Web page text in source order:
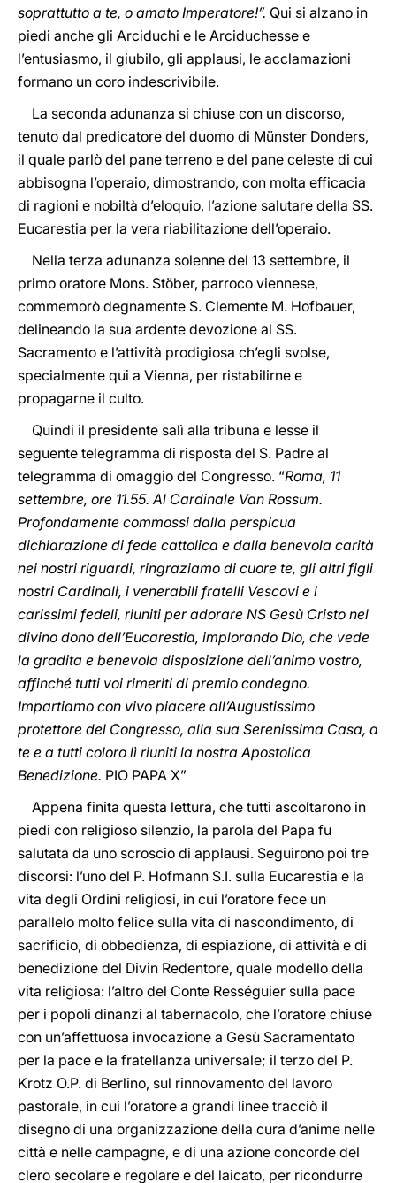
soprattutto a te, o amato Imperatore!”. Qui si alzano in
piedi anche gli Arciduchi e le Arciduchesse e
l’entusiasmo, il giubilo, gli applausi, le acclamazioni
formano un coro indescrivibile.
La seconda adunanza si chiuse con un discorso,
tenuto dal predicatore del duomo di Münster Donders,
il quale parlò del pane terreno e del pane celeste di cui
abbisogna l’operaio, dimostrando, con molta efficacia
di ragioni e nobiltà d’eloquio, l’azione salutare della SS.
Eucarestia per la vera riabilitazione dell’operaio.
Nella terza adunanza solenne del 13 settembre, il
primo oratore Mons. Stöber, parroco viennese,
commemorò degnamente S. Clemente M. Hofbauer,
delineando la sua ardente devozione al SS.
Sacramento e l’attività prodigiosa ch’egli svolse,
specialmente qui a Vienna, per ristabilirne e
propagarne il culto.
Quindi il presidente salì alla tribuna e lesse il
seguente telegramma di risposta del S. Padre al
telegramma di omaggio del Congresso. “Roma, 11
settembre, ore 11.55. Al Cardinale Van Rossum.
Profondamente commossi dalla perspicua
dichiarazione di fede cattolica e dalla benevola carità
nei nostri riguardi, ringraziamo di cuore te, gli altri figli
nostri Cardinali, i venerabili fratelli Vescovi e i
carissimi fedeli, riuniti per adorare NS Gesù Cristo nel
divino dono dell’Eucarestia, implorando Dio, che vede
la gradita e benevola disposizione dell’animo vostro,
affinché tutti voi rimeriti di premio condegno.
Impartiamo con vivo piacere all’Augustissimo
protettore del Congresso, alla sua Serenissima Casa, a
te e a tutti coloro lì riuniti la nostra Apostolica
Benedizione. PIO PAPA X”
Appena finita questa lettura, che tutti ascoltarono in
piedi con religioso silenzio, la parola del Papa fu
salutata da uno scroscio di applausi. Seguirono poi tre
discorsi: l’uno del P. Hofmann S.I. sulla Eucarestia e la
vita degli Ordini religiosi, in cui l’oratore fece un
parallelo molto felice sulla vita di nascondimento, di
sacrificio, di obbedienza, di espiazione, di attività e di
benedizione del Divin Redentore, quale modello della
vita religiosa: l’altro del Conte Rességuier sulla pace
per i popoli dinanzi al tabernacolo, che l’oratore chiuse
con un’affettuosa invocazione a Gesù Sacramentato
per la pace e la fratellanza universale; il terzo del P.
Krotz O.P. di Berlino, sul rinnovamento del lavoro
pastorale, in cui l’oratore a grandi linee tracciò il
disegno di una organizzazione della cura d’anime nelle
città e nelle campagne, e di una azione concorde del
clero secolare e regolare e del laicato, per ricondurre